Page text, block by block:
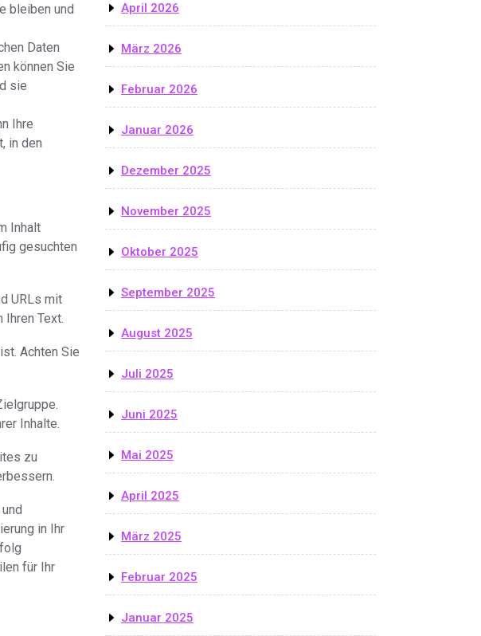
bleiben und
Daten
können Sie
sie
Ihre
in den
Inhalt
gesuchten
URLs mit
Text.
Achten Sie
Inhalte.
zu
in Ihr
für Ihr
April 2026
März 2026
Februar 2026
Januar 2026
Dezember 2025
November 2025
Oktober 2025
September 2025
August 2025
Juli 2025
Juni 2025
Mai 2025
April 2025
März 2025
Februar 2025
Januar 2025